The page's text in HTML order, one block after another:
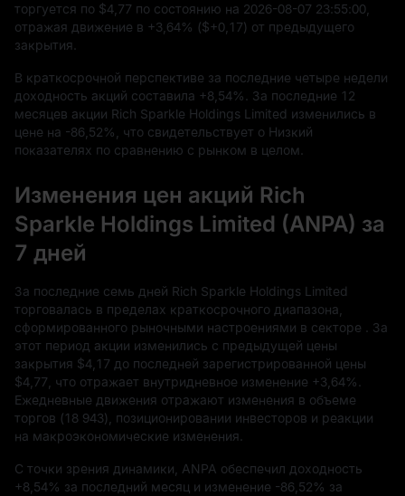
торгуется по $4,77 по состоянию на 2026-08-07 23:55:00
отражая движение в +3,64% ($+0,17) от предыдущего
закрытия.
В краткосрочной перспективе за последние четыре недели
доходность акций составила +8,54% . За последние 12
месяцев акции Rich Sparkle Holdings Limited изменились в
цене на -86,52%
, что свидетельствует о Низкий
показателях по сравнению с рынком в целом.
Изменения цен акций Rich
Sparkle Holdings Limited (ANPA) за
7 дней
За последние семь дней Rich Sparkle Holdings Limited
торговалась в пределах краткосрочного диапазона,
сформированного рыночными настроениями в секторе . За
этот период акции изменились с предыдущей цены
закрытия $4,17 до последней зарегистрированной цены
$4,77, что отражает внутридневное изменение +3,64%
Ежедневные движения отражают изменения в объеме
торгов (18 943), позиционировании инвесторов и реакции
на макроэкономические изменения.
С точки зрения динамики, ANPA обеспечил доходность
+8,54% за последний месяц и изменение -86,52% за